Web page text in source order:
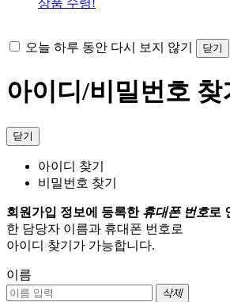
상품 수령!
오늘 하루 동안 다시 보지 않기 닫기
아이디/비밀번호 찾
닫기
아이디 찾기
비밀번호 찾기
회원가입 정보에 등록한 휴대폰 번호로
한 담당자 이름과 휴대폰 번호로
아이디 찾기가 가능합니다.
이름
삭제